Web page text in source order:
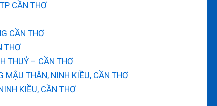
CẦN THƠ
CẦN THƠ
THƠ
THUỶ – CẦN THƠ
MẬU THÂN, NINH KIỀU, CẦN THƠ
KIỀU, CẦN THƠ